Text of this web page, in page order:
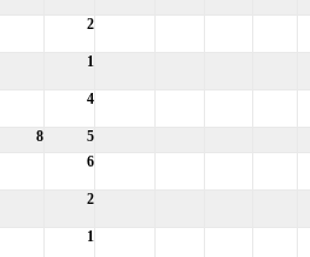
2
1
4
8
5
6
2
1